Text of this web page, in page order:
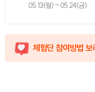
05.13(월) ~ 05.24(금)
체험단 참여방법 보